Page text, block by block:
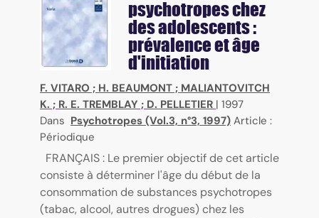
psychotropes chez
des adolescents :
prévalence et âge
d'initiation
F. VITARO ; H. BEAUMONT ; MALIANTOVITCH
K. ; R. E. TREMBLAY ; D. PELLETIER | 1997
Dans Psychotropes (Vol.3, n°3, 1997) Article :
Périodique
FRANÇAIS : Le premier objectif de cet article
consiste à déterminer l'âge du début de la
consommation de substances psychotropes
(tabac, alcool, autres drogues) chez les